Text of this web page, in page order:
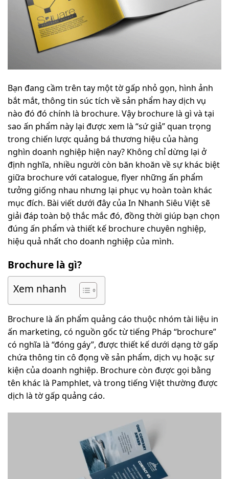
Bạn đang cầm trên tay một tờ gấp nhỏ gọn, hình ảnh
bắt mắt, thông tin súc tích về sản phẩm hay dịch vụ
nào đó đó chính là brochure. Vậy brochure là gì và tại
sao ấn phẩm này lại được xem là “sứ giả” quan trọng
trong chiến lược quảng bá thương hiệu của hàng
nghìn doanh nghiệp hiện nay? Không chỉ dừng lại ở
định nghĩa, nhiều người còn băn khoăn về sự khác biệt
giữa brochure với catalogue, flyer những ấn phẩm
tưởng giống nhau nhưng lại phục vụ hoàn toàn khác
mục đích. Bài viết dưới đây của In Nhanh Siêu Việt sẽ
giải đáp toàn bộ thắc mắc đó, đồng thời giúp bạn chọn
đúng ấn phẩm và thiết kế brochure chuyên nghiệp,
hiệu quả nhất cho doanh nghiệp của mình.
Brochure là gì?
Xem nhanh
Brochure là ấn phẩm quảng cáo thuộc nhóm tài liệu in
ấn marketing, có nguồn gốc từ tiếng Pháp “brochure”
có nghĩa là “đóng gáy”, được thiết kế dưới dạng tờ gấp
chứa thông tin cô đọng về sản phẩm, dịch vụ hoặc sự
kiện của doanh nghiệp. Brochure còn được gọi bằng
tên khác là Pamphlet, và trong tiếng Việt thường được
dịch là tờ gấp quảng cáo.